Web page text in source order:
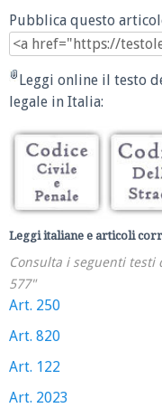
Pubblica questo
Leggi online il testo
legale in Italia:
Leggi italiane e articoli
Consulta i seguenti
577"
Art. 250
Art. 820
Art. 122
Art. 2023